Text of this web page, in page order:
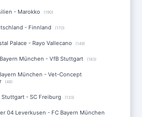
- Marokko (190)
- Finnland (170)
Palace - Rayo Vallecano (149)
München - VfB Stuttgart (183)
München - Vet-Concept
(48)
- SC Freiburg (133)
04 Leverkusen - FC Bayern München